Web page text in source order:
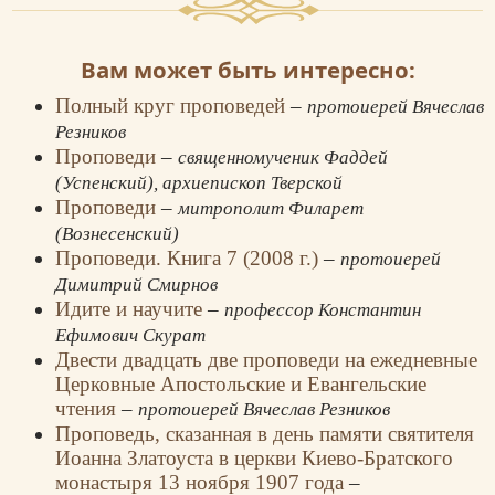
Вам может быть интересно:
Полный круг проповедей– протоиерей Вячеслав
Резников
Проповеди– священномученик Фаддей
(Успенский), архиепископ Тверской
Проповеди– митрополит Филарет
(Вознесенский)
Проповеди. Книга 7 (2008 г.)– протоиерей
Димитрий Смирнов
Идите и научите– профессор Константин
Ефимович Скурат
Двести двадцать две проповеди на ежедневные
Церковные Апостольские и Евангельские
чтения– протоиерей Вячеслав Резников
Проповедь, сказанная в день памяти святителя
Иоанна Златоуста в церкви Киево-Братского
монастыря 13 ноября 1907 года–